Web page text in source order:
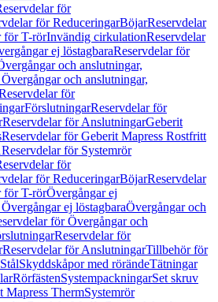
för
för ReduceringarBöjarReservdelar
för T-rörInvändig cirkulationReservdelar
ej löstagbaraReservdelar för
och anslutningar,
och anslutningar,
för
FörslutningarReservdelar för
Reservdelar för AnslutningarGeberit
Reservdelar för Geberit Mapress Rostfritt
Reservdelar för Systemrör
för
för ReduceringarBöjarReservdelar
för T-rörÖvergångar ej
ej löstagbaraÖvergångar och
för Övergångar och
Reservdelar för
Reservdelar för AnslutningarTillbehör för
Skyddskåpor med rörändeTätningar
RörfästenSystempackningarSet skruv
Mapress ThermSystemrör